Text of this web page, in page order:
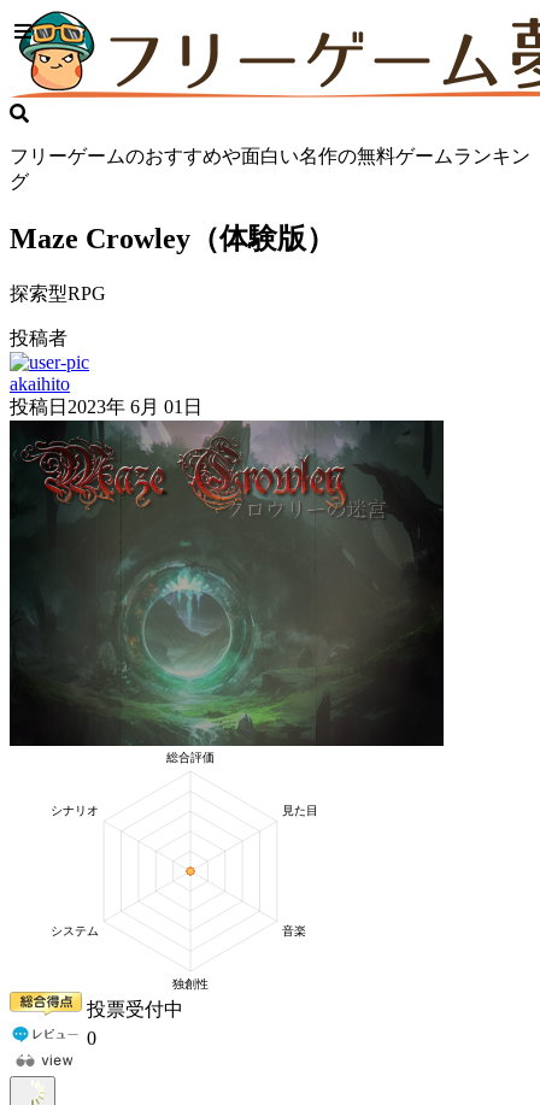
フリーゲームのおすすめや面白い名作の無料ゲームランキン
グ
Maze Crowley（体験版）
探索型RPG
投稿者
akaihito
投稿日 2023年 6月 01日
投票受付中
0